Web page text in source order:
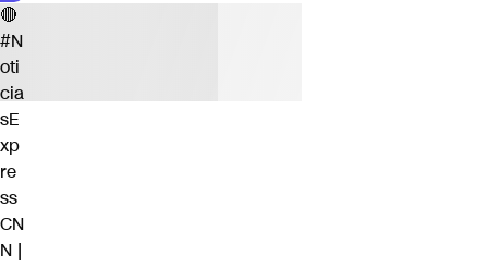
🔴
#N
oti
cia
sE
xp
re
ss
CN
N |